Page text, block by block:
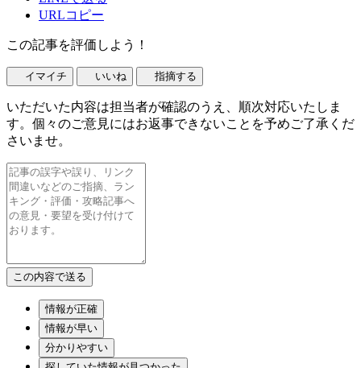
URLコピー
この記事を評価しよう！
イマイチ いいね 指摘する
いただいた内容は担当者が確認のうえ、順次対応いたしま
す。個々のご意見にはお返事できないことを予めご了承くだ
さいませ。
情報が正確
情報が早い
分かりやすい